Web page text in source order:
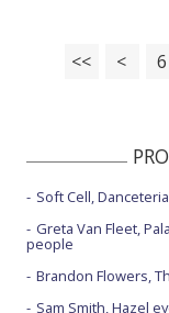
<< < 6
Soft Cell, Danceteria
Greta Van Fleet,
people
Brandon Flowers,
Sam Smith, Hazel